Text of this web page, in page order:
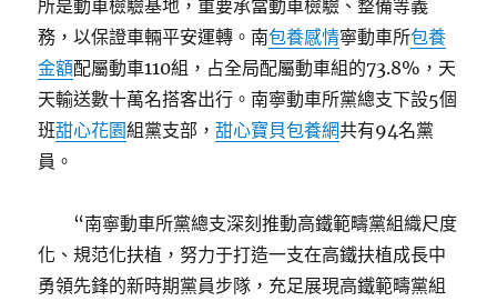
所是動車檢驗基地，重要承當動車檢驗、整備等義
務，以保證車輛平安運轉。南包養感情寧動車所包養
金額配屬動車110組，占全局配屬動車組的73.8%，天
天輸送數十萬名搭客出行。南寧動車所黨總支下設5個
班甜心花園組黨支部，甜心寶貝包養網共有94名黨
員。
“南寧動車所黨總支深刻推動高鐵範疇黨組織尺度
化、規范化扶植，努力于打造一支在高鐵扶植成長中
勇領先鋒的新時期黨員步隊，充足展現高鐵範疇黨組